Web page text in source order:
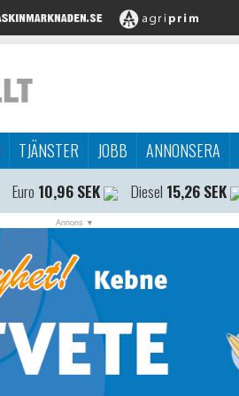
TJÄNSTER JOBB ANNONSERA
Euro 10,96 SEK Diesel 15,26 SEK